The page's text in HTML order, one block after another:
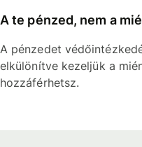
A te pénzed, nem a
A pénzedet
elkülönítve kezeljük a
hozzáférhetsz.